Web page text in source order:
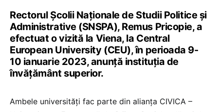
Rectorul Școlii Naționale de Studii Politice și
Administrative (SNSPA), Remus Pricopie, a
efectuat o vizită la Viena, la Central
European University (CEU), în perioada 9-
10 ianuarie 2023, anunță instituția de
învățământ superior.
Ambele universități fac parte din alianța CIVICA –